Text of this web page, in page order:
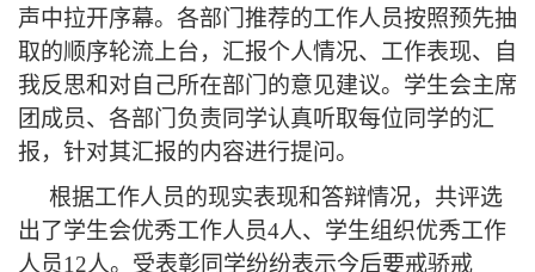
声中拉开序幕。各部门推荐的工作人员按照预先抽
取的顺序轮流上台，汇报个人情况、工作表现、自
我反思和对自己所在部门的意见建议。学生会主席
团成员、各部门负责同学认真听取每位同学的汇
报，针对其汇报的内容进行提问。
根据工作人员的现实表现和答辩情况，共评选
出了学生会优秀工作人员4人、学生组织优秀工作
人员12人。受表彰同学纷纷表示今后要戒骄戒